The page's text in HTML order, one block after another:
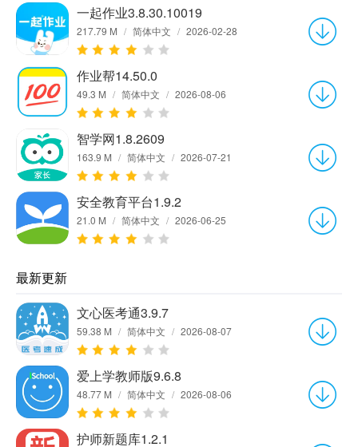
一起作业3.8.30.10019
217.79 M / 简体中文 / 2026-02-28
作业帮14.50.0
49.3 M / 简体中文 / 2026-08-06
智学网1.8.2609
163.9 M / 简体中文 / 2026-07-21
安全教育平台1.9.2
21.0 M / 简体中文 / 2026-06-25
最新更新
文心医考通3.9.7
59.38 M / 简体中文 / 2026-08-07
爱上学教师版9.6.8
48.77 M / 简体中文 / 2026-08-06
护师新题库1.2.1